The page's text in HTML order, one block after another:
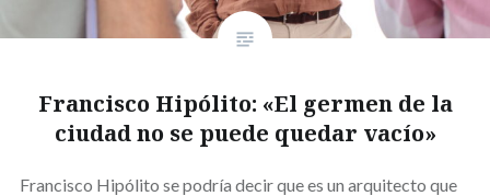
Francisco Hipólito: «El germen de la
ciudad no se puede quedar vacío»
Francisco Hipólito se podría decir que es un arquitecto que